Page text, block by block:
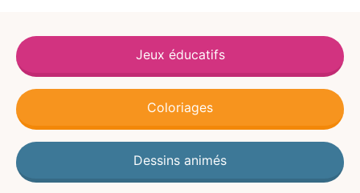
Jeux éducatifs
Coloriages
Dessins animés